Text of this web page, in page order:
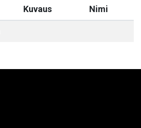
Kuvaus Nimi